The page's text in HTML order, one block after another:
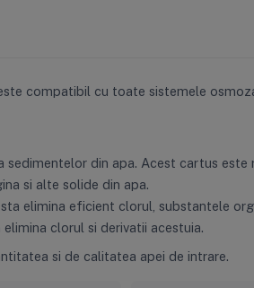
compatibil cu toate sistemele
din apa. Acest cartus
si alte solide din apa.
elimina eficient clorul, substantele
clorul si derivatii acestuia.
si de calitatea apei de intrare.